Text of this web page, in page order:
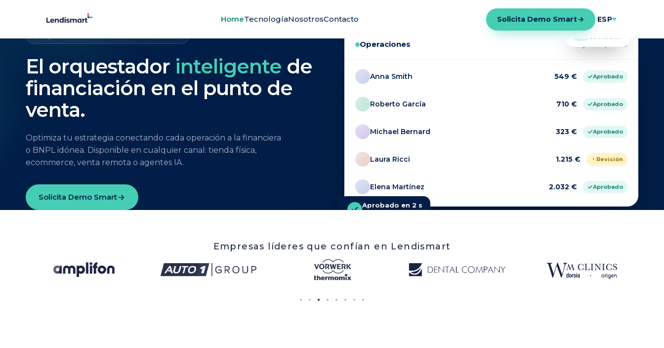
HomeTecnologíaNosotrosContacto Solicita Demo Smart ESP
El orquestador inteligente de
financiación en el punto de
venta.
Optimiza tu estrategia conectando cada operación a la financiera
o BNPL idónea. Disponible en cualquier canal: tienda física,
ecommerce, venta remota o agentes IA.
Solicita Demo Smart
Operaciones Hoy · tiempo real
Anna Smith 549 € Aprobado
Roberto García 710 € Aprobado
Michael Bernard 323 € Aprobado
Laura Ricci 1.215 € Revisión
Elena Martínez 2.032 € Aprobado
+15%
Aprobado en 2 s
decisión automática
Empresas líderes que confían en Lendismart